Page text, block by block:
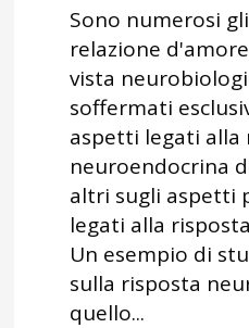
Sono numerosi
relazione
vista
soffermati
aspetti legati alla
neuroendocrina
altri sugli aspetti
legati alla
Un esempio di
sulla risposta
quello...